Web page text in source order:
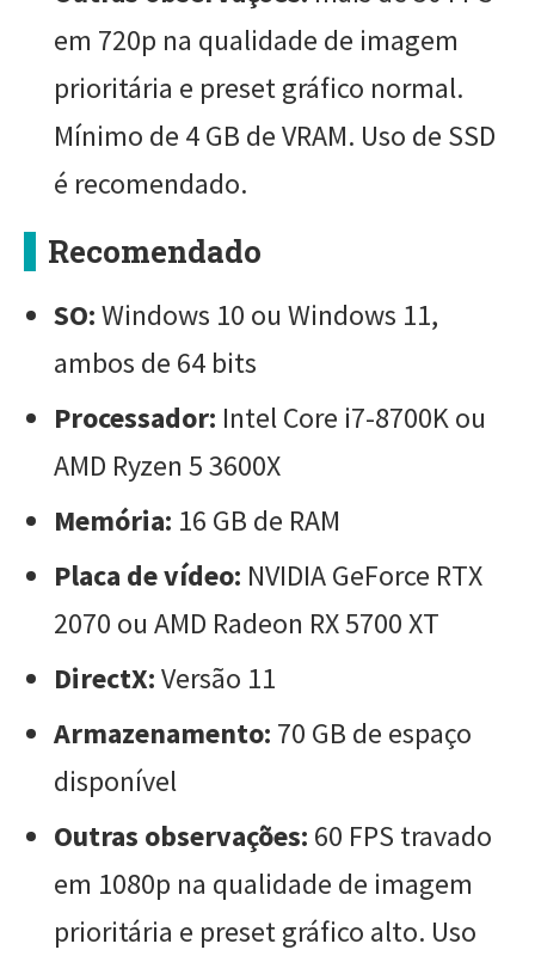
em 720p na qualidade de imagem
prioritária e preset gráfico normal.
Mínimo de 4 GB de VRAM. Uso de SSD
é recomendado.
Recomendado
SO:Windows 10 ou Windows 11,
ambos de 64 bits
Processador: Intel Core i7-8700K ou
AMD Ryzen 5 3600X
Memória: 16 GB de RAM
Placa de vídeo: NVIDIA GeForce RTX
2070 ou AMD Radeon RX 5700 XT
DirectX:Versão 11
Armazenamento: 70 GB de espaço
disponível
Outras observações: 60 FPS travado
em 1080p na qualidade de imagem
prioritária e preset gráfico alto. Uso